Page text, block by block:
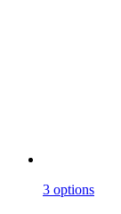
3 options